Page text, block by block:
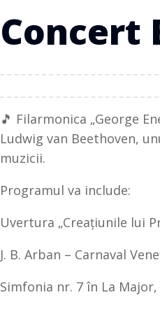
Concert
🎵 Filarmonica „George
Ludwig van Beethoven,
muzicii.
Programul va include:
Uvertura „Creațiunile lui
J. B. Arban – Carnaval
Simfonia nr. 7 în La Major,